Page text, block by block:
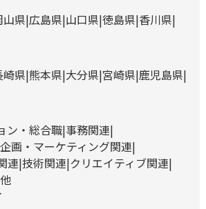
山県 広島県 山口県 徳島県 香川県
崎県 熊本県 大分県 宮崎県 鹿児島県
ン・総合職 事務関連
企画・マーケティング関連
連 技術関連 クリエイティブ関連